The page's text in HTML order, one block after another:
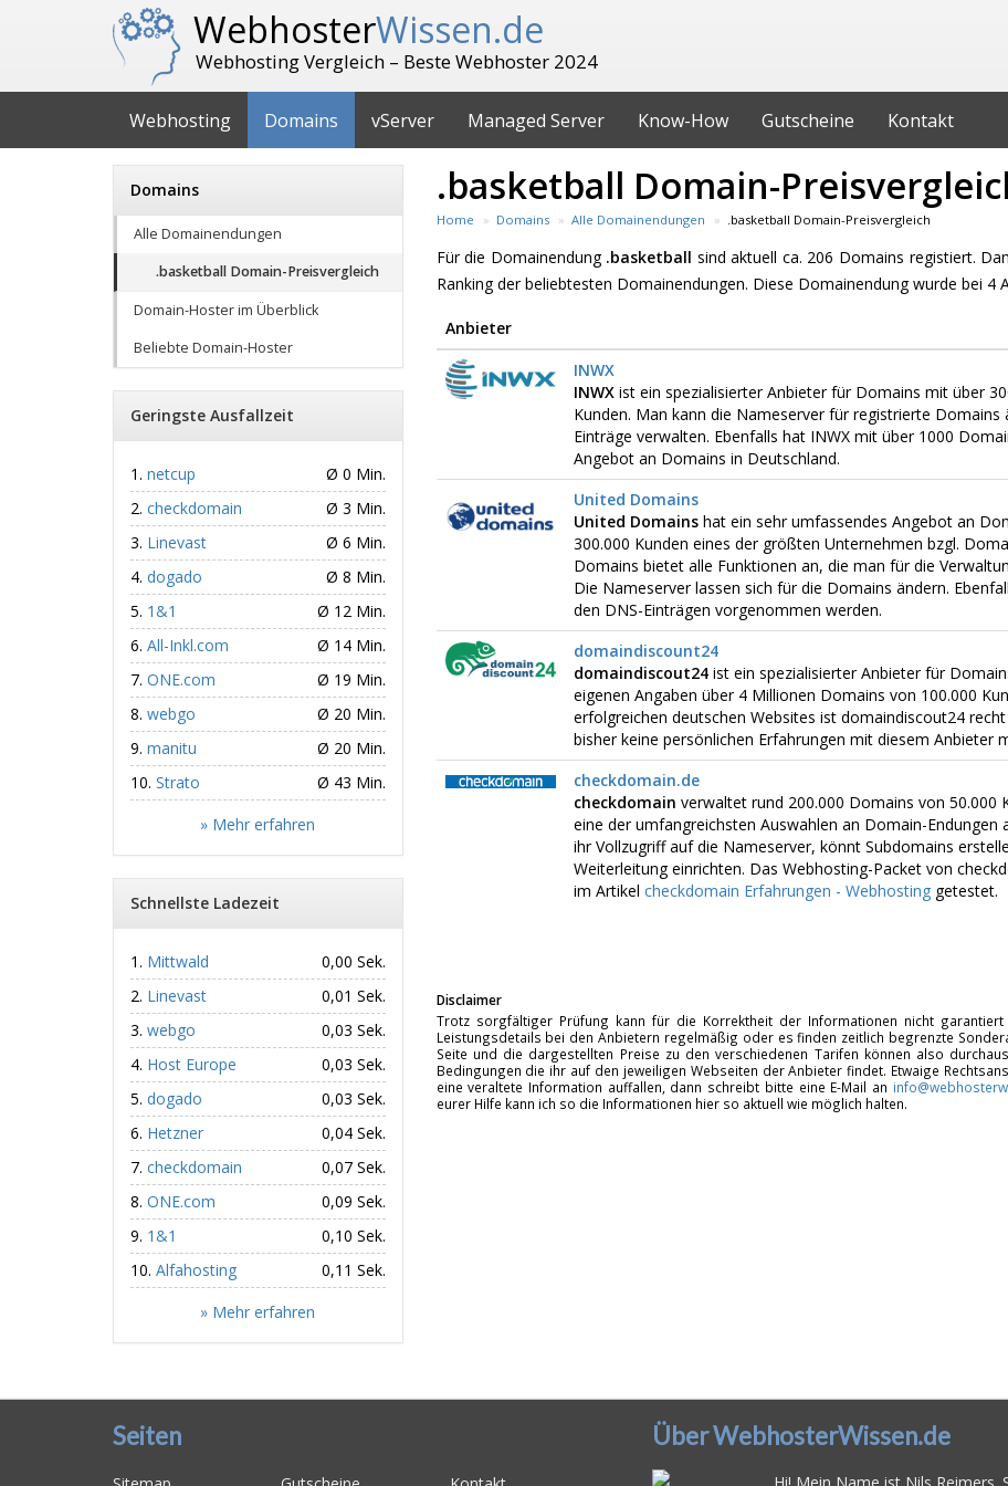
WebhosterWissen.de
Webhosting Vergleich – Beste Webhoster 2024
Webhosting Domains vServer Managed Server Know-How Gutscheine Kontakt
.basketball Domain-
Home Domains Alle Domainendungen .basketball Domain-Preisvergleich
Für die Domainendung .basketball sind aktuell ca. 206 Domains registiert.
Ranking der beliebtesten Domainendungen. Diese Domainendung wurde bei 4
Anbieter
INWX
INWXist ein spezialisierter Anbieter für Domains mit über
Kunden. Man kann die Nameserver für registrierte Domains
Einträge verwalten. Ebenfalls hat INWX mit über 1000
Angebot an Domains in Deutschland.
United Domains
United Domainshat ein sehr umfassendes Angebot an
300.000 Kunden eines der größten Unternehmen bzgl.
Domains bietet alle Funktionen an, die man für die
Die Nameserver lassen sich für die Domains ändern.
den DNS-Einträgen vorgenommen werden.
domaindiscount24
domaindiscout24ist ein spezialisierter Anbieter für
eigenen Angaben über 4 Millionen Domains von 100.000
erfolgreichen deutschen Websites ist domaindiscout24
bisher keine persönlichen Erfahrungen mit diesem Anbieter
checkdomain.de
checkdomain verwaltet rund 200.000 Domains von 50.000
eine der umfangreichsten Auswahlen an Domain-Endungen
ihr Vollzugriff auf die Nameserver, könnt Subdomains
Weiterleitung einrichten. Das Webhosting-Packet von
im Artikel checkdomain Erfahrungen - Webhostinggetestet.
Disclaimer
Trotz sorgfältiger Prüfung kann für die Korrektheit der Informationen nicht
Leistungsdetails bei den Anbietern regelmäßig oder es finden zeitlich begrenzte
Seite und die dargestellten Preise zu den verschiedenen Tarifen können also
Bedingungen die ihr auf den jeweiligen Webseiten der Anbieter findet. Etwaige
eine veraltete Information auffallen, dann schreibt bitte eine E-Mail an
eurer Hilfe kann ich so die Informationen hier so aktuell wie möglich halten.
Domains
Alle Domainendungen
.basketball Domain-Preisvergleich
Domain-Hoster im Überblick
Beliebte Domain-Hoster
Geringste Ausfallzeit
netcup
Ø 0 Min.
checkdomain
Ø 3 Min.
Linevast
Ø 6 Min.
dogado
Ø 8 Min.
1&1
Ø 12 Min.
All-Inkl.com
Ø 14 Min.
ONE.com
Ø 19 Min.
webgo
Ø 20 Min.
manitu
Ø 20 Min.
Strato
Ø 43 Min.
» Mehr erfahren
Schnellste Ladezeit
Mittwald
0,00 Sek.
Linevast
0,01 Sek.
webgo
0,03 Sek.
Host Europe
0,03 Sek.
dogado
0,03 Sek.
Hetzner
0,04 Sek.
checkdomain
0,07 Sek.
ONE.com
0,09 Sek.
1&1
0,10 Sek.
Alfahosting
0,11 Sek.
» Mehr erfahren
Seiten Über WebhosterWissen.de